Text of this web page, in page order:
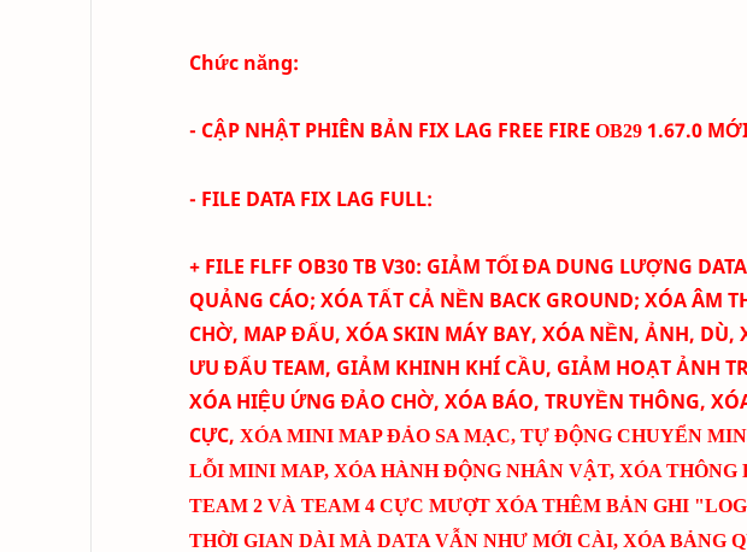
Chức năng:
- CẬP NHẬT PHIÊN BẢN FIX LAG FREE FIRE OB29 1.67.0
- FILE DATA FIX LAG FULL:
+ FILE FLFF OB30TB V30: GIẢM TỐI ĐA DUNG LƯỢNG
QUẢNG CÁO; XÓA TẤT CẢ NỀN BACK GROUND; XÓA ÂM
CHỜ, MAP ĐẤU, XÓA SKIN MÁY BAY, XÓA NỀN, ẢNH, DÙ,
ƯU ĐẤU TEAM, GIẢM KHINH KHÍ CẦU, GIẢM HOẠT ẢNH
XÓA HIỆU ỨNG ĐẢO CHỜ, XÓA BÁO, TRUYỀN THÔNG,
CỰC, XÓA MINI MAP ĐẢO SA MẠC, TỰ ĐỘNG CHUYỂN
LỖI MINI MAP, XÓA HÀNH ĐỘNG NHÂN VẬT, XÓA
TEAM 2 VÀ TEAM 4 CỰC MƯỢT XÓA THÊM BẢN GHI
THỜI GIAN DÀI MÀ DATA VẪN NHƯ MỚI CÀI, XÓA BẢNG